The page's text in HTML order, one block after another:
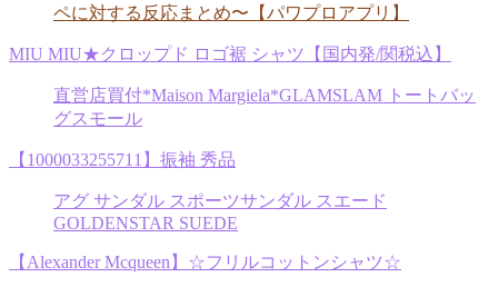
ペに対する反応まとめ〜【パワプロアプリ】
MIU MIU★クロップド ロゴ裾 シャツ【国内発/関税込】
直営店買付*Maison Margiela*GLAMSLAM トートバッ
グスモール
【1000033255711】振袖 秀品
アグ サンダル スポーツサンダル スエード
GOLDENSTAR SUEDE
【Alexander Mcqueen】☆フリルコットンシャツ☆